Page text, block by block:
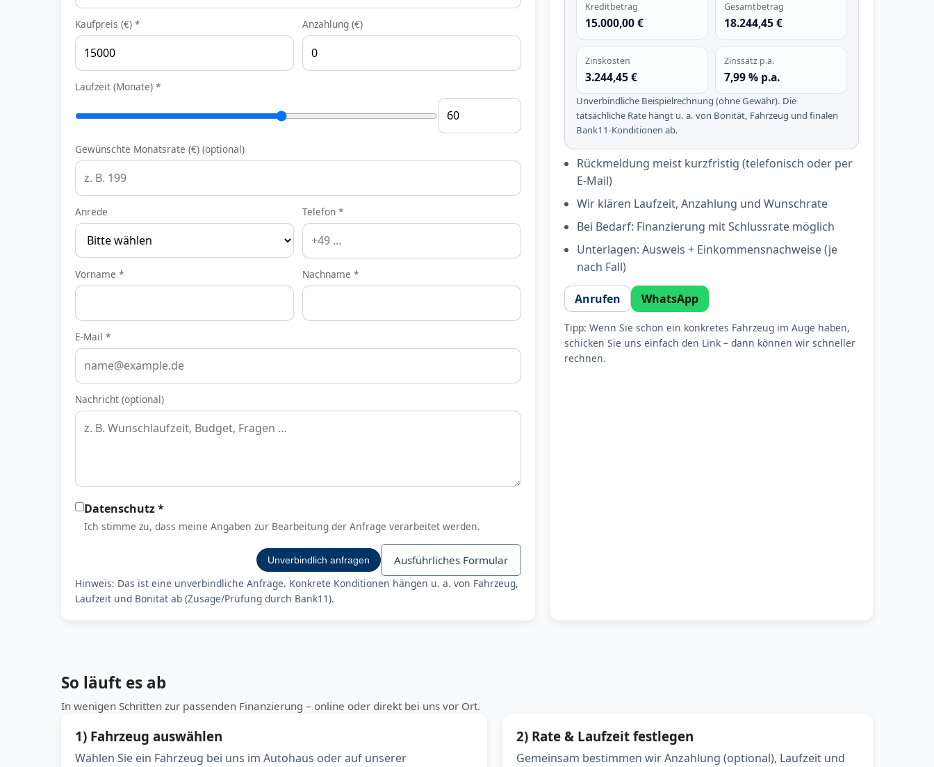
Kaufpreis (€) * Anzahlung (€)
Laufzeit (Monate) *
Gewünschte Monatsrate (€) (optional)
Anrede Telefon *
Vorname * Nachname *
E-Mail *
Nachricht (optional)
Datenschutz *
Ich stimme zu, dass meine Angaben zur Bearbeitung der Anfrage verarbeitet werden.
Unverbindlich anfragen Ausführliches Formular
Hinweis: Das ist eine unverbindliche Anfrage. Konkrete Konditionen hängen u. a. von Fahrzeug,
Laufzeit und Bonität ab (Zusage/Prüfung durch Bank11).
Kreditbetrag
15.000,00 €
Gesamtbetrag
18.244,45 €
Zinskosten
3.244,45 €
Zinssatz p.a.
7,99 % p.a.
Unverbindliche Beispielrechnung (ohne Gewähr). Die
tatsächliche Rate hängt u. a. von Bonität, Fahrzeug und finalen
Bank11-Konditionen ab.
Rückmeldung meist kurzfristig (telefonisch oder per
E-Mail)
Wir klären Laufzeit, Anzahlung und Wunschrate
Bei Bedarf: Finanzierung mit Schlussrate möglich
Unterlagen: Ausweis + Einkommensnachweise (je
nach Fall)
Anrufen WhatsApp
Tipp: Wenn Sie schon ein konkretes Fahrzeug im Auge haben,
schicken Sie uns einfach den Link – dann können wir schneller
rechnen.
So läuft es ab
In wenigen Schritten zur passenden Finanzierung – online oder direkt bei uns vor Ort.
1) Fahrzeug auswählen
Wählen Sie ein Fahrzeug bei uns im Autohaus oder auf unserer
2) Rate & Laufzeit festlegen
Gemeinsam bestimmen wir Anzahlung (optional), Laufzeit und